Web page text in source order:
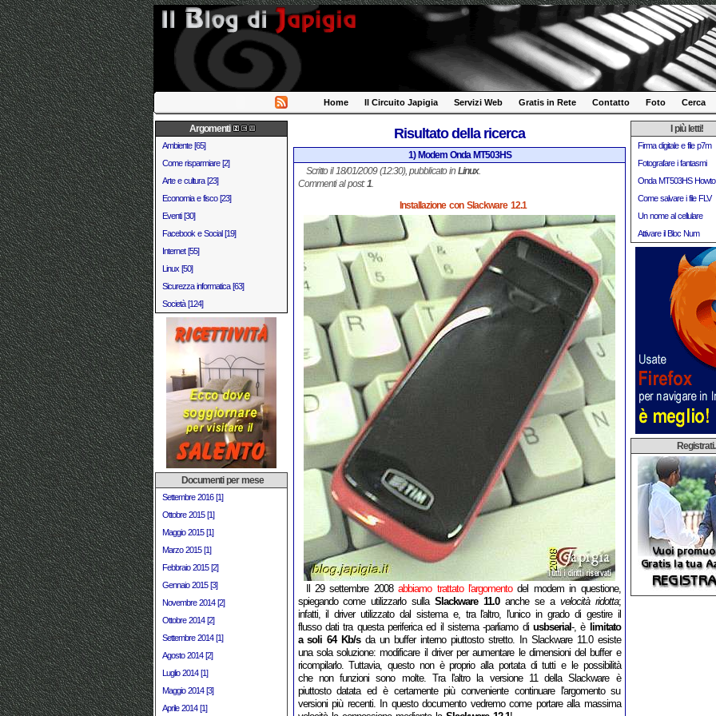
Home Il Circuito Japigia Servizi Web Gratis in Rete Contatto Foto Cerca
Argomenti
Ambiente [65]
Come risparmiare [2]
Arte e cultura [23]
Economia e fisco [23]
Eventi [30]
Facebook e Social [19]
Internet [55]
Linux [50]
Sicurezza informatica [63]
Società [124]
Documenti per mese
Settembre 2016 [1]
Ottobre 2015 [1]
Maggio 2015 [1]
Marzo 2015 [1]
Febbraio 2015 [2]
Gennaio 2015 [3]
Novembre 2014 [2]
Ottobre 2014 [2]
Settembre 2014 [1]
Agosto 2014 [2]
Luglio 2014 [1]
Maggio 2014 [3]
Aprile 2014 [1]
Risultato della ricerca
1) Modem Onda MT503HS
Scritto il 18/01/2009 (12:30), pubblicato in Linux.
Commenti al post:1.
Installazione con Slackware 12.1
Il 29 settembre 2008abbiamo trattato l'argomentodel modem in questione,
spiegando come utilizzarlo sullaSlackware 11.0anche se a velocità ridotta;
infatti, il driver utilizzato dal sistema e, tra l'altro, l'unico in grado di gestire il
flusso dati tra questa periferica ed il sistema -parliamo di usbserial-, è limitato
a soli 64 Kb/sda un buffer interno piuttosto stretto. In Slackware 11.0 esiste
una sola soluzione: modificare il driver per aumentare le dimensioni del buffer e
ricompilarlo. Tuttavia, questo non è proprio alla portata di tutti e le possibilità
che non funzioni sono molte. Tra l'altro la versione 11 della Slackware è
piuttosto datata ed è certamente più conveniente continuare l'argomento su
versioni più recenti. In questo documento vedremo come portare alla massima
I più letti!
Firma digitale e file p7m
Fotografare i fantasmi
Onda MT503HS Howto
Come salvare i file FLV
Un nome al cellulare
Attivare il Bloc Num